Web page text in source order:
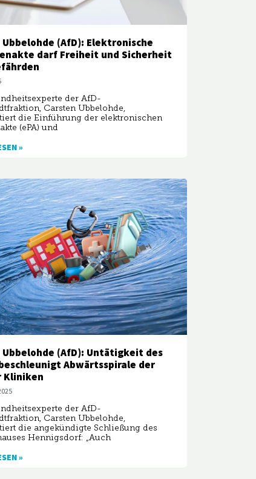
(AfD): Elektronische
darf Freiheit und Sicherheit
der AfD-
Carsten Ubbelohde,
die Einführung der elektronischen
(ePA) und
»
Ubbelohde (AfD): Untätigkeit des
Abwärtsspirale der
Kliniken
der AfD-
Carsten Ubbelohde,
die angekündigte Schließung des
Hennigsdorf: „Auch
»